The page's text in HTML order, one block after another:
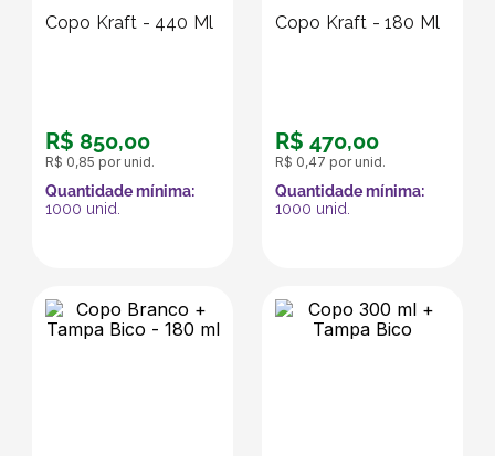
Copo Kraft - 440 Ml
R$ 850,00
R$ 0,85 por unid.
Quantidade mínima:
1000 unid.
Copo Kraft - 180 Ml
R$ 470,00
R$ 0,47 por unid.
Quantidade mínima:
1000 unid.